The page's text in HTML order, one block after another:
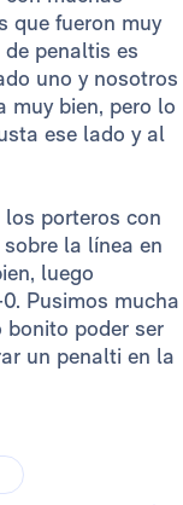
que fueron muy
penaltis es
uno y nosotros
muy bien, pero lo
ese lado y al
porteros con
la línea en
luego
Pusimos mucha
bonito poder ser
un penalti en la